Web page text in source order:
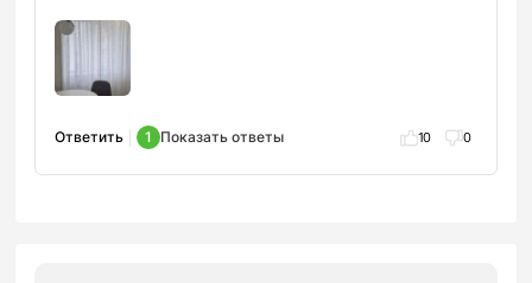
Ответить 1 Показать ответы 10 0